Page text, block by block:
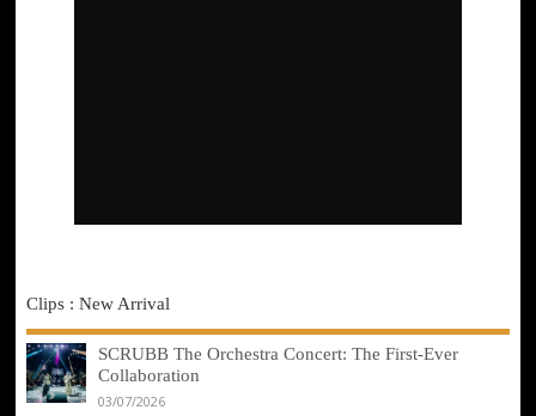
Clips : New Arrival
SCRUBB The Orchestra Concert: The First-Ever
Collaboration
03/07/2026